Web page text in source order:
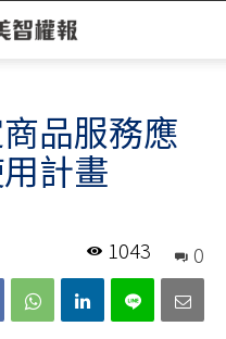
品服務應
計畫
0
1043